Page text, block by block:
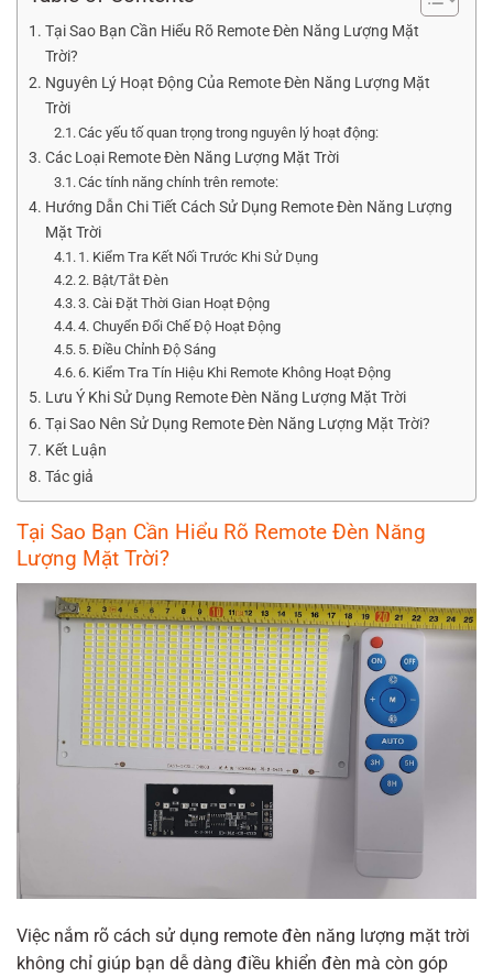
Tại Sao Bạn Cần Hiểu Rõ Remote Đèn Năng Lượng Mặt
Trời?
Nguyên Lý Hoạt Động Của Remote Đèn Năng Lượng Mặt
Trời
Các yếu tố quan trọng trong nguyên lý hoạt động:
Các Loại Remote Đèn Năng Lượng Mặt Trời
Các tính năng chính trên remote:
Hướng Dẫn Chi Tiết Cách Sử Dụng Remote Đèn Năng Lượng
Mặt Trời
1. Kiểm Tra Kết Nối Trước Khi Sử Dụng
2. Bật/Tắt Đèn
3. Cài Đặt Thời Gian Hoạt Động
4. Chuyển Đổi Chế Độ Hoạt Động
5. Điều Chỉnh Độ Sáng
6. Kiểm Tra Tín Hiệu Khi Remote Không Hoạt Động
Lưu Ý Khi Sử Dụng Remote Đèn Năng Lượng Mặt Trời
Tại Sao Nên Sử Dụng Remote Đèn Năng Lượng Mặt Trời?
Kết Luận
Tác giả
Tại Sao Bạn Cần Hiểu Rõ Remote Đèn Năng
Lượng Mặt Trời?
Việc nắm rõ cách sử dụng remote đèn năng lượng mặt trời
không chỉ giúp bạn dễ dàng điều khiển đèn mà còn góp